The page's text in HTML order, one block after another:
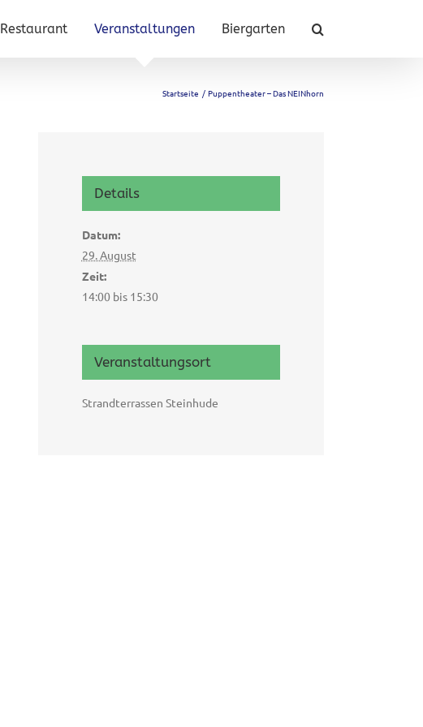
Restaurant Veranstaltungen Biergarten
Startseite Puppentheater – Das NEINhorn
Details
Datum:
29. August
Zeit:
14:00 bis 15:30
Veranstaltungsort
Strandterrassen Steinhude